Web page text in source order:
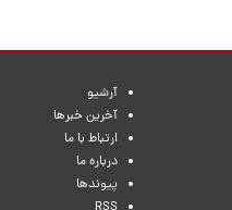
آرشیو
آخرین خبرها
ارتباط با ما
درباره ما
پیوندها